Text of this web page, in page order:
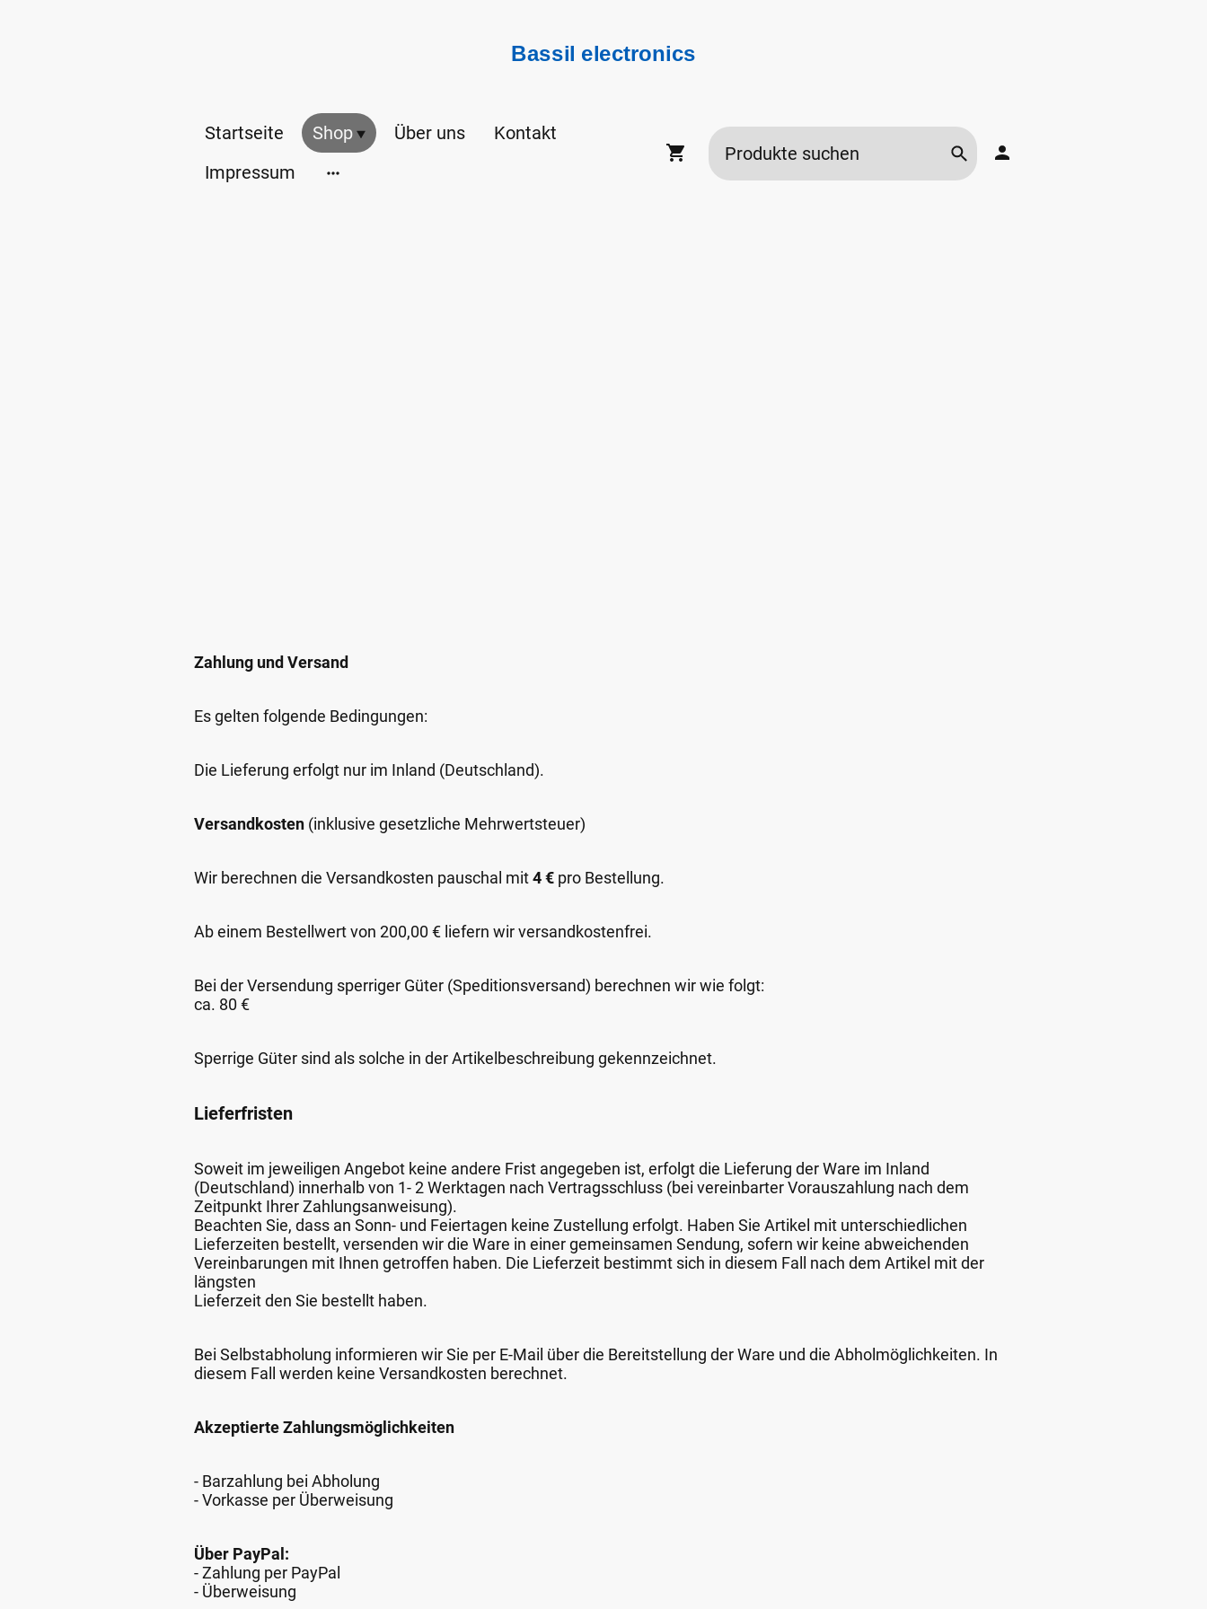
Bassil electronics
Startseite Shop Über uns
Kontakt
Impressum
Zahlung und Versand
Es gelten folgende Bedingungen:
Die Lieferung erfolgt nur im Inland (Deutschland).
Versandkosten (inklusive gesetzliche Mehrwertsteuer)
Wir berechnen die Versandkosten pauschal mit4 € pro Bestellung.
Ab einem Bestellwert von 200,00 € liefern wir versandkostenfrei.
Bei der Versendung sperriger Güter (Speditionsversand) berechnen wir wie folgt:
ca. 80 €
Sperrige Güter sind als solche in der Artikelbeschreibung gekennzeichnet.
Lieferfristen
Soweit im jeweiligen Angebot keine andere Frist angegeben ist, erfolgt die Lieferung der Ware im Inland
(Deutschland) innerhalb von 1- 2 Werktagen nach Vertragsschluss (bei vereinbarter Vorauszahlung nach dem
Zeitpunkt Ihrer Zahlungsanweisung).
Beachten Sie, dass an Sonn- und Feiertagen keine Zustellung erfolgt. Haben Sie Artikel mit unterschiedlichen
Lieferzeiten bestellt, versenden wir die Ware in einer gemeinsamen Sendung, sofern wir keine abweichenden
Vereinbarungen mit Ihnen getroffen haben. Die Lieferzeit bestimmt sich in diesem Fall nach dem Artikel mit der
längsten
Lieferzeit den Sie bestellt haben.
Bei Selbstabholung informieren wir Sie per E-Mail über die Bereitstellung der Ware und die Abholmöglichkeiten. In
diesem Fall werden keine Versandkosten berechnet.
Akzeptierte Zahlungsmöglichkeiten
- Barzahlung bei Abholung
- Vorkasse per Überweisung
Über PayPal:
- Zahlung per PayPal
- Überweisung